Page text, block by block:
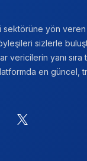
sektörüne yön
sizlerle
vericilerin yanı
en güncel,
X